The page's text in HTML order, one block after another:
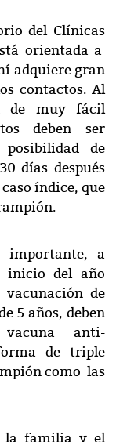
del Clínicas
orientada a
adquiere gran
contactos. Al
de muy fácil
deben ser
de
días después
índice, que
importante, a
inicio del año
de
5 años, deben
anti-
de triple
como las
la familia y el